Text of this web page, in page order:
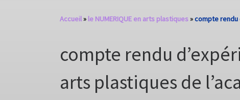
Accueil» le NUMERIQUE en arts plastiques»compte rendu
compte rendu
arts plastiques de